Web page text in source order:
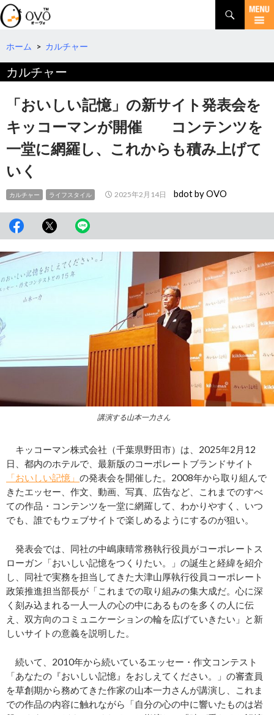
検
索
コ
テ
ツ
へ
ホーム > カルチャー
カルチャー
「おいしい記憶」の新サイト発表会を
キッコーマンが開催 コンテンツを
一堂に網羅し、これからも積み上げて
いく
カルチャー ライフスタイル 2025年2月14日 bdot by OVO
講演する山本一力さん
キッコーマン株式会社（千葉県野田市）は、2025年2月12
日、都内のホテルで、最新版のコーポレートブランドサイト
「おいしい記憶」 の発表会を開催した。2008年から取り組んで
きたエッセー、作文、動画、写真、広告など、これまでのすべ
ての作品・コンテンツを一堂に網羅して、わかりやすく、いつ
でも、誰でもウェブサイトで楽しめるようにするのが狙い。
発表会では、同社の中嶋康晴常務執行役員がコーポレートス
ローガン「おいしい記憶をつくりたい。」の誕生と経緯を紹介
し、同社で実務を担当してきた大津山厚執行役員コーポレート
政策推進担当部長が「これまでの取り組みの集大成だ。心に深
く刻み込まれる一人一人の心の中にあるものを多くの人に伝
え、双方向のコミュニケーションの輪を広げていきたい」と新
しいサイトの意義を説明した。
続いて、2010年から続いているエッセー・作文コンテスト
「あなたの『おいしい記憶』をおしえてください。」の審査員
を草創期から務めてきた作家の山本一力さんが講演し、これま
での作品の内容に触れながら「自分の心の中に響いたものは岩